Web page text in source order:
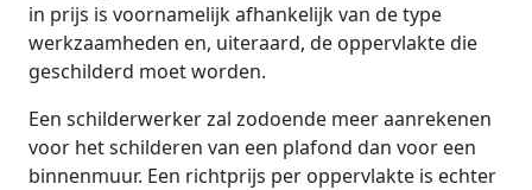
in prijs is voornamelijk afhankelijk van de type
werkzaamheden en, uiteraard, de oppervlakte die
geschilderd moet worden.
Een schilderwerker zal zodoende meer aanrekenen
voor het schilderen van een plafond dan voor een
binnenmuur. Een richtprijs per oppervlakte is echter